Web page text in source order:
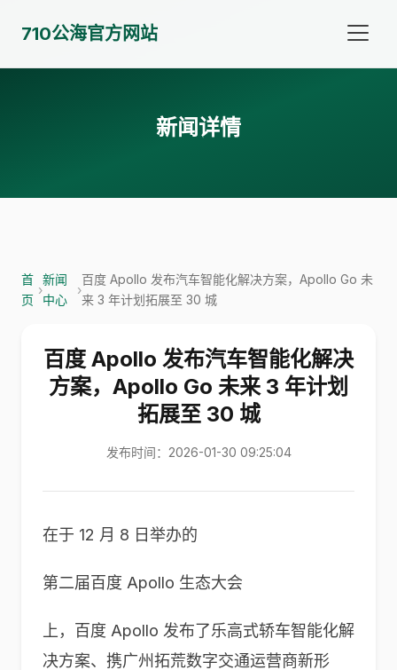
710公海官方网站
新闻详情
首
页
›
新闻
中心
›
百度 Apollo 发布汽车智能化解决方案，Apollo Go 未
来 3 年计划拓展至 30 城
百度 Apollo 发布汽车智能化解决
方案，Apollo Go 未来 3 年计划
拓展至 30 城
发布时间：2026-01-30 09:25:04
在于 12 月 8 日举办的
第二届百度 Apollo 生态大会
上，百度 Apollo 发布了乐高式轿车智能化解
决方案、携广州拓荒数字交通运营商新形